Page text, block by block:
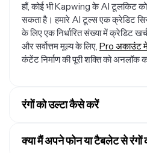
हाँ, कोई भी Kapwing के AI टूलकिट को
सकता है। हमारे AI टूल्स एक क्रेडिट
के लिए एक निर्धारित संख्या में क्रेडिट
और सर्वोत्तम मूल्य के लिए, Pro अकाउंट
कंटेंट निर्माण की पूरी शक्ति को अनलॉक
रंगों को उल्टा कैसे करें
Invert Image Colors टूल के साथ
क्या मैं अपने फोन या टैबलेट से